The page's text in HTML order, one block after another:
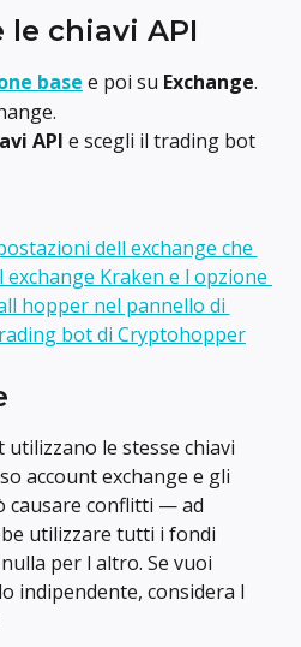
le chiavi API
base e poi su Exchange.
API e scegli il trading bot
le stesse chiavi
account exchange e gli
causare conflitti — ad
utilizzare tutti i fondi
per l altro. Se vuoi
indipendente, considera l